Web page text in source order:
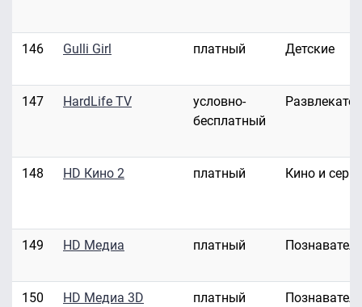
146 Gulli Girl платный Детские
147 HardLife TV
условно-
бесплатный
148 HD Кино 2 платный Кино и
149 HD Медиа платный
150 HD Медиа 3D платный